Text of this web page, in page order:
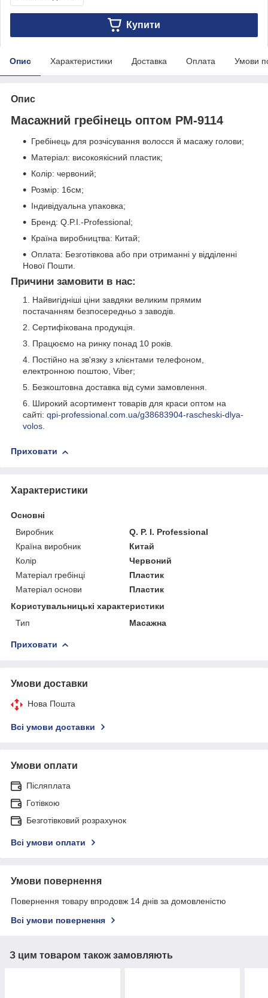
Купити
Опис Характеристики Доставка Оплата Умови
Опис
Масажний гребінець оптом PM-9114
Гребінець для розчісування волосся й масажу голови;
Матеріал: високоякісний пластик;
Колір: червоний;
Розмір: 16см;
Індивідуальна упаковка;
Бренд: Q.P.I.-Professional;
Країна виробництва: Китай;
Оплата: Безготівкова або при отриманні у відділенні
Нової Пошти.
Причини замовити в нас:
Найвигідніші ціни завдяки великим прямим
постачанням безпосередньо з заводів.
Сертифікована продукція.
Працюємо на ринку понад 10 років.
Постійно на зв'язку з клієнтами телефоном,
електронною поштою, Viber;
Безкоштовна доставка від суми замовлення.
Широкий асортимент товарів для краси оптом на
сайті: qpi-professional.com.ua/g38683904-rascheski-dlya-
volos.
Приховати
Характеристики
Основні
Виробник
Q. P. I. Professional
Країна виробник
Китай
Колір
Червоний
Матеріал гребінці
Пластик
Матеріал основи
Пластик
Користувальницькі характеристики
Тип
Масажна
Приховати
Умови доставки
Нова Пошта
Всі умови доставки
Умови оплати
Післяплата
Готівкою
Безготівковий розрахунок
Всі умови оплати
Умови повернення
Повернення товару впродовж 14 днів за домовленістю
Всі умови повернення
З цим товаром також замовляють